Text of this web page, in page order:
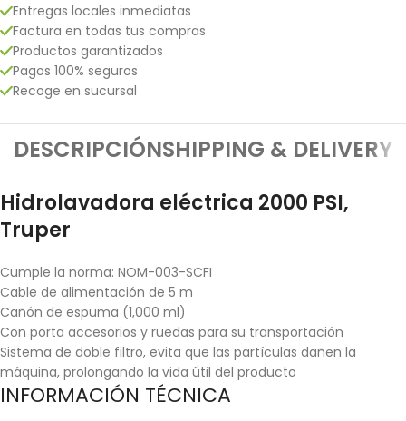
Entregas locales inmediatas
Factura en todas tus compras
Productos garantizados
Pagos 100% seguros
Recoge en sucursal
DESCRIPCIÓNSHIPPING & DELIVERY
Hidrolavadora eléctrica 2000 PSI,
Truper
Cumple la norma: NOM-003-SCFI
Cable de alimentación de 5 m
Cañón de espuma (1,000 ml)
Con porta accesorios y ruedas para su transportación
Sistema de doble filtro, evita que las partículas dañen la
máquina, prolongando la vida útil del producto
INFORMACIÓN TÉCNICA